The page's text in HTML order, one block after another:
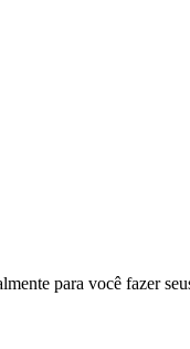
para você fazer